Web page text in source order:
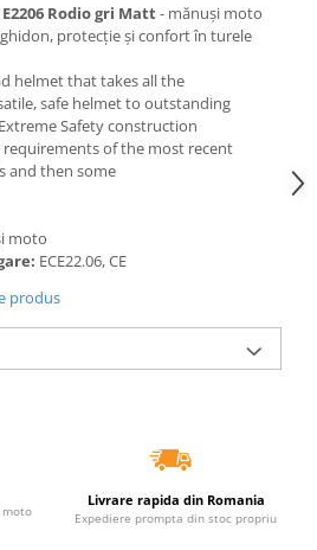
Rodio gri Matt- mănuși moto
protecție și confort în turele
helmet that takes all the
safe helmet to outstanding
Safety construction
of the most recent
and then some
moto
ECE22.06, CE
produs
Livrare rapida din Romania
Expediere prompta din stoc propriu